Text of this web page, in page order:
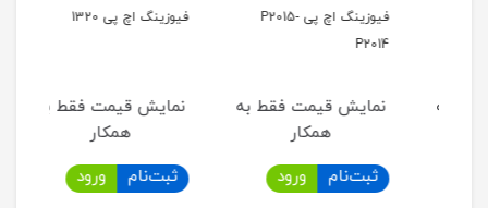
فیوزینگ اچ پی P2015-
P2014
نمایش قیمت فقط به
همکار
ثبت‌نام
ورود
فیوزینگ اچ پی 1320
نمایش قیمت فقط به
همکار
ثبت‌نام
ورود